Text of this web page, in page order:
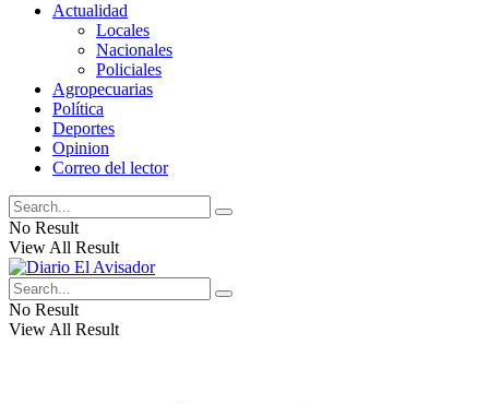
Actualidad
Locales
Nacionales
Policiales
Agropecuarias
Política
Deportes
Opinion
Correo del lector
No Result
View All Result
No Result
View All Result